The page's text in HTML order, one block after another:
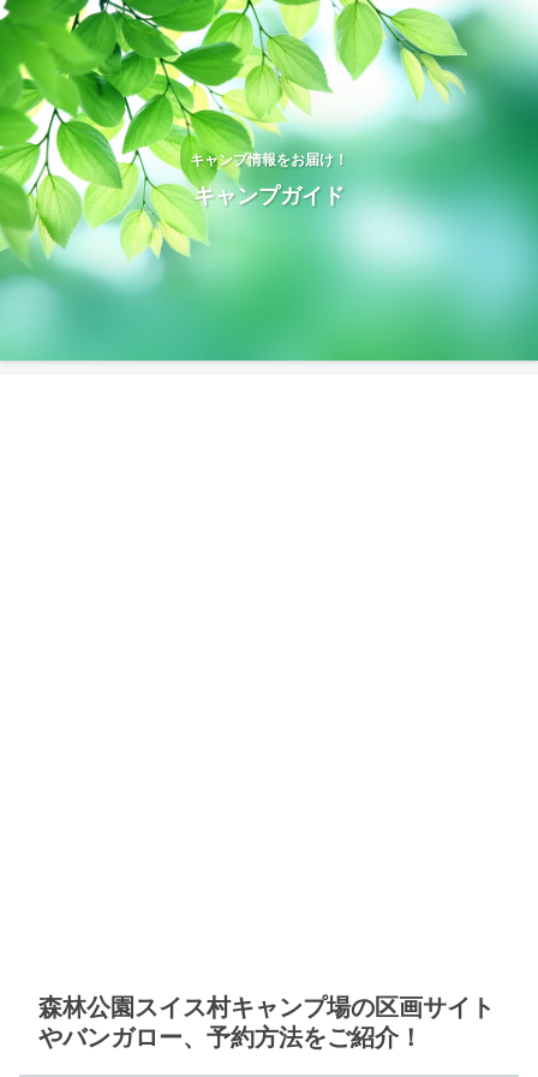
キャンプ情報をお届け！
キャンプガイド
森林公園スイス村キャンプ場の区画サイト
やバンガロー、予約方法をご紹介！